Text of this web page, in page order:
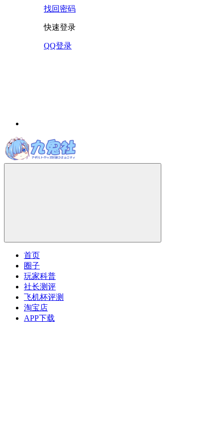
找回密码
快速登录
QQ登录
首页
圈子
玩家科普
社长测评
飞机杯评测
淘宝店
APP下载